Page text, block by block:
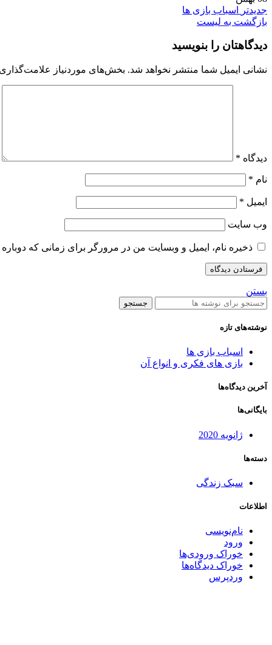
جدیدتر
اسباب بازی ها
بازگشت به لیست
دیدگاهتان را بنویسید
نشانی ایمیل شما منتشر نخواهد شد. بخش‌های موردنیاز
دیدگاه *
نام *
ایمیل *
وب‌ سایت
ذخیره نام، ایمیل و وبسایت من در مرورگر برای زمانی که
بستن
جستجو
نوشته‌های تازه
اسباب بازی ها
بازی های فکری و انواع آن
آخرین دیدگاه‌ها
بایگانی‌ها
ژانویه 2020
دسته‌ها
سبک زندگی
اطلاعات
نام‌نویسی
ورود
خوراک ورودی‌ها
خوراک دیدگاه‌ها
وردپرس